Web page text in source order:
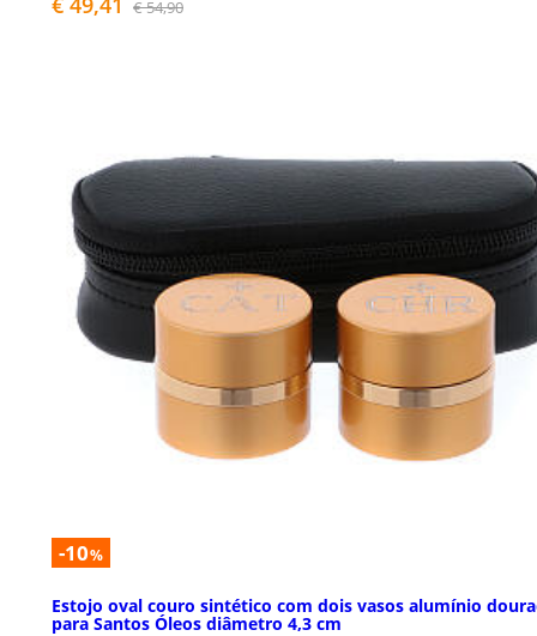
€ 54,90
-10%
Estojo oval couro sintético com dois vasos alumínio
para Santos Óleos diâmetro 4,3 cm